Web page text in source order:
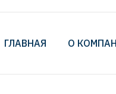
ГЛАВНАЯ О